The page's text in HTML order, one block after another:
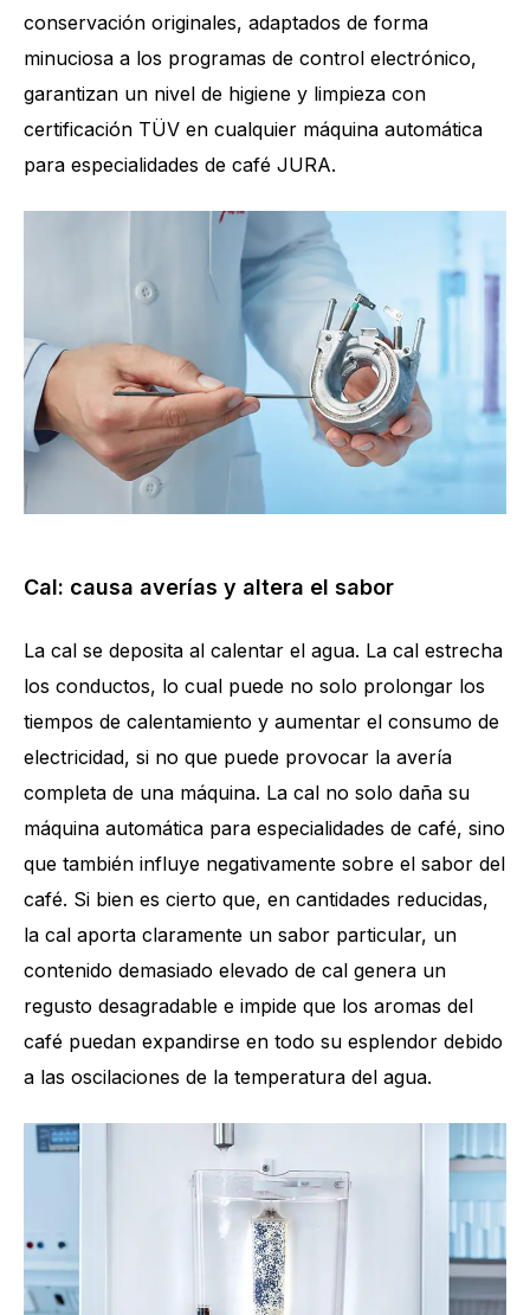
conservación originales, adaptados de forma
minuciosa a los programas de control electrónico,
garantizan un nivel de higiene y limpieza con
certificación TÜV en cualquier máquina automática
para especialidades de café JURA.
Cal: causa averías y altera el sabor
La cal se deposita al calentar el agua. La cal estrecha
los conductos, lo cual puede no solo prolongar los
tiempos de calentamiento y aumentar el consumo de
electricidad, si no que puede provocar la avería
completa de una máquina. La cal no solo daña su
máquina automática para especialidades de café, sino
que también influye negativamente sobre el sabor del
café. Si bien es cierto que, en cantidades reducidas,
la cal aporta claramente un sabor particular, un
contenido demasiado elevado de cal genera un
regusto desagradable e impide que los aromas del
café puedan expandirse en todo su esplendor debido
a las oscilaciones de la temperatura del agua.